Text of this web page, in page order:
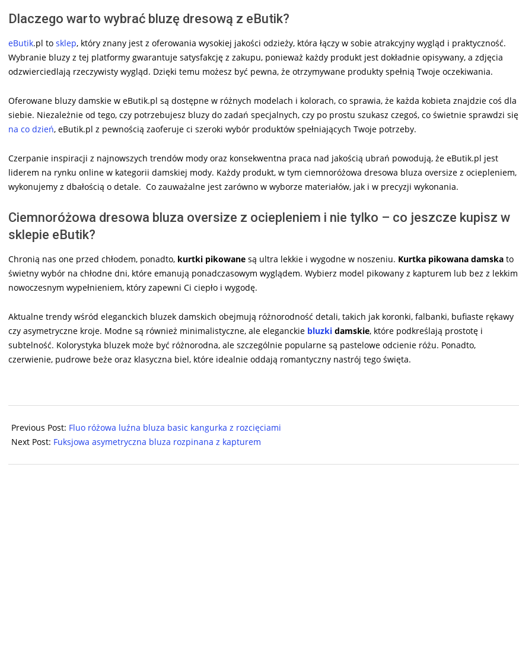
Dlaczego warto wybrać bluzę dresową z eButik?
eButik.pl to sklep, który znany jest z oferowania wysokiej jakości odzieży, która łączy w sobie atrakcyjny wygląd i praktyczność.
Wybranie bluzy z tej platformy gwarantuje satysfakcję z zakupu, ponieważ każdy produkt jest dokładnie opisywany, a zdjęcia
odzwierciedlają rzeczywisty wygląd. Dzięki temu możesz być pewna, że otrzymywane produkty spełnią Twoje oczekiwania.
Oferowane bluzy damskie w eButik.pl są dostępne w różnych modelach i kolorach, co sprawia, że każda kobieta znajdzie coś dla
siebie. Niezależnie od tego, czy potrzebujesz bluzy do zadań specjalnych, czy po prostu szukasz czegoś, co świetnie sprawdzi się
na co dzień, eButik.pl z pewnością zaoferuje ci szeroki wybór produktów spełniających Twoje potrzeby.
Czerpanie inspiracji z najnowszych trendów mody oraz konsekwentna praca nad jakością ubrań powodują, że eButik.pl jest
liderem na rynku online w kategorii damskiej mody. Każdy produkt, w tym ciemnoróżowa dresowa bluza oversize z ociepleniem,
wykonujemy z dbałością o detale. Co zauważalne jest zarówno w wyborze materiałów, jak i w precyzji wykonania.
Ciemnoróżowa dresowa bluza oversize z ociepleniem i nie tylko – co jeszcze kupisz w
sklepie eButik?
Chronią nas one przed chłodem, ponadto, kurtki pikowane są ultra lekkie i wygodne w noszeniu. Kurtka pikowana damska to
świetny wybór na chłodne dni, które emanują ponadczasowym wyglądem. Wybierz model pikowany z kapturem lub bez z lekkim
nowoczesnym wypełnieniem, który zapewni Ci ciepło i wygodę.
Aktualne trendy wśród eleganckich bluzek damskich obejmują różnorodność detali, takich jak koronki, falbanki, bufiaste rękawy
czy asymetryczne kroje. Modne są również minimalistyczne, ale eleganckie bluzki damskie, które podkreślają prostotę i
subtelność. Kolorystyka bluzek może być różnorodna, ale szczególnie popularne są pastelowe odcienie różu. Ponadto,
czerwienie, pudrowe beże oraz klasyczna biel, które idealnie oddają romantyczny nastrój tego święta.
08-
06
Previous Post: Fluo różowa luźna bluza basic kangurka z rozcięciami
Next Post: Fuksjowa asymetryczna bluza rozpinana z kapturem